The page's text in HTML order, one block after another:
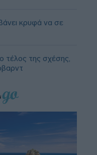
κρυφά να σε
τέλος της σχέσης,